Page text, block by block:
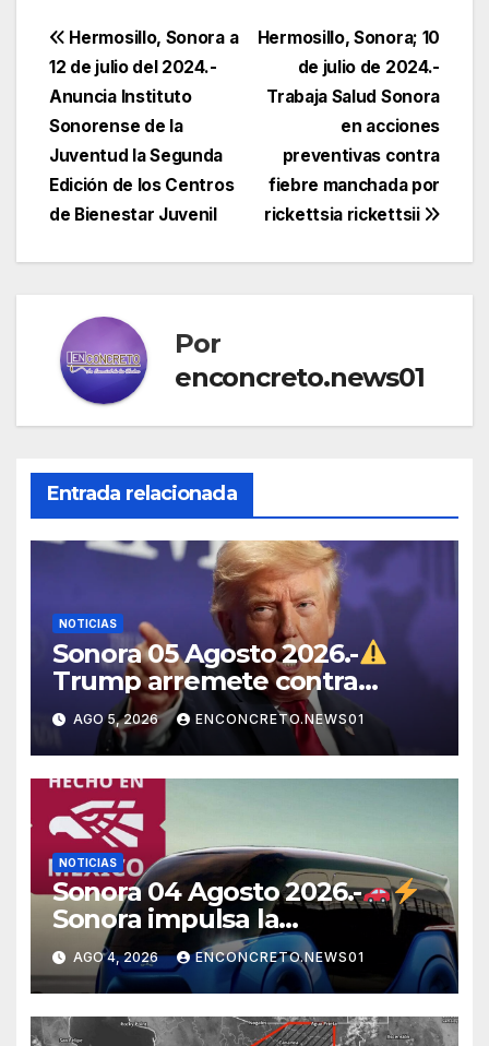
Navegación
de
entradas
Hermosillo, Sonora; 10
de julio de 2024.-
Trabaja Salud Sonora
en acciones
preventivas contra
fiebre manchada por
rickettsia rickettsii
Hermosillo, Sonora a
12 de julio del 2024.-
Anuncia Instituto
Sonorense de la
Juventud la Segunda
Edición de los Centros
de Bienestar Juvenil
Por
enconcreto.news01
Entrada relacionada
NOTICIAS
Sonora 05 Agosto 2026.-
Trump arremete contra
México, Canadá y otras
potencias por supuestos
abusos comerciales
AGO 5, 2026 ENCONCRETO.NEWS01
NOTICIAS
Sonora 04 Agosto 2026.-
Sonora impulsa la
electromovilidad con
«Beyond», un vehículo
eléctrico desarrollado junto al
ITH
AGO 4, 2026 ENCONCRETO.NEWS01